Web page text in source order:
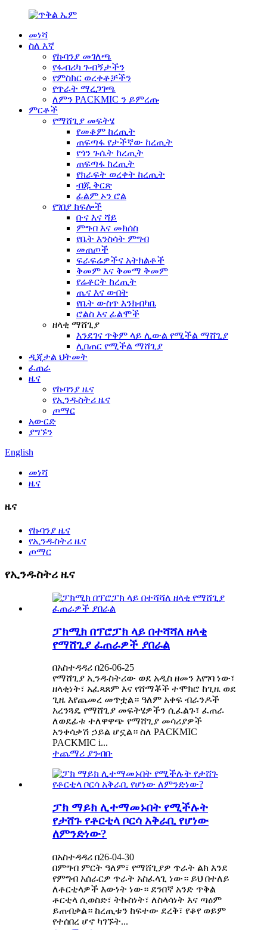
መነሻ
ስለ እኛ
የኩባንያ መገለጫ
የፋብሪካ ጉብኝታችን
የምስክር ወረቀቶቻችን
የጥራት ማረጋገጫ
ለምን PACKMIC ን ይምረጡ
ምርቶች
የማሸጊያ መፍትሄ
የመቆም ከረጢት
ጠፍጣፋ የታችኛው ከረጢት
የጎን ጉሴት ከረጢት
ጠፍጣፋ ከረጢት
የክራፍት ወረቀት ከረጢት
ብጁ ቅርጽ
ፊልም ኦን ሮል
የገበያ ክፍሎች
ቡና እና ሻይ
ምግብ እና መክሰስ
የቤት እንስሳት ምግብ
መጠጦች
ፍራፍሬዎችና አትክልቶች
ቅመም እና ቅመማ ቅመም
የሬቶርት ከረጢት
ጤና እና ውበት
የቤት ውስጥ እንክብካቤ
ሮልስ እና ፊልሞች
ዘላቂ ማሸጊያ
እንደገና ጥቅም ላይ ሊውል የሚችል ማሸጊያ
ሊበጠር የሚችል ማሸጊያ
ዲጂታል ህትመት
ፈጠራ
ዜና
የኩባንያ ዜና
የኢንዱስትሪ ዜና
ጦማር
አውርድ
ያግኙን
English
መነሻ
ዜና
ዜና
የኩባንያ ዜና
የኢንዱስትሪ ዜና
ጦማር
የኢንዱስትሪ ዜና
ፓክሚክ በፕሮፓክ ላይ በተሻሻለ ዘላቂ
የማሸጊያ ፈጠራዎች ያበራል
በአስተዳዳሪ በ26-06-25
የማሸጊያ ኢንዱስትሪው ወደ አዲስ ዘመን እየገባ ነው፣
ዘላቂነት፣ አፈጻጸም እና የሸማቾች ተሞክሮ ከጊዜ ወደ
ጊዜ እየጨመረ መጥቷል። ዓለም አቀፍ ብራንዶች
አረንጓዴ የማሸጊያ መፍትሄዎችን ሲፈልጉ፣ ፈጠራ
ለወደፊቱ ተለዋዋጭ የማሸጊያ መሳሪያዎች
አንቀሳቃሽ ኃይል ሆኗል። ስለ PACKMIC
PACKMIC i...
ተጨማሪ ያንብቡ
ፓክ ማይክ ሊተማመኑበት የሚችሉት
የታሸጉ የቶርቲላ ቦርሳ አቅራቢ የሆነው
ለምንድነው?
በአስተዳዳሪ በ26-04-30
በምግብ ምርት ዓለም፣ የማሸጊያዎ ጥራት ልክ እንደ
የምግብ አሰራርዎ ጥራት አስፈላጊ ነው። ይህ በተለይ
ለቶርቲላዎች እውነት ነው። ደንበኛ አንድ ጥቅል
ቶርቲላ ሲወስድ፣ ትኩስነት፣ ለስላሳነት እና ጣዕም
ይጠብቃል። ከረጢቱን ከፍተው ደረቅ፣ የቆየ ወይም
የተሰበረ ሆኖ ካገኙት...